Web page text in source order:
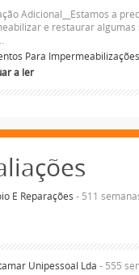
Adicional__Estamos a
e restaurar algumas
Para Impermeabilizações
a ler
E Reparações - 511
Unipessoal Lda - 555